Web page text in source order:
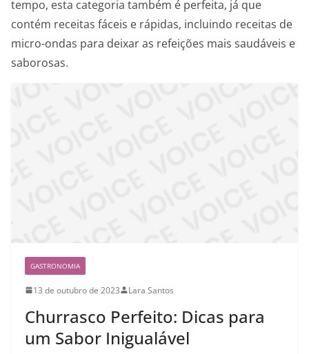
tempo, esta categoria também é perfeita, já que
contém receitas fáceis e rápidas, incluindo receitas de
micro-ondas para deixar as refeições mais saudáveis e
saborosas.
GASTRONOMIA
13 de outubro de 2023 Lara Santos
Churrasco Perfeito: Dicas para
um Sabor Inigualável